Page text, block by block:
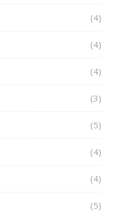
(4)
(4)
(4)
(3)
(5)
(4)
(4)
(5)